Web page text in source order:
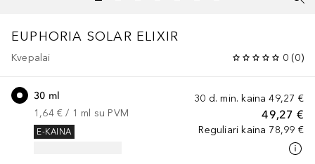
EUPHORIA SOLAR ELIXIR
Kvepalai 0 (0)
30 d. min. kaina 49,27 €
49,27 €
Reguliari kaina 78,99 €
30 ml
1,64 € / 1 ml su PVM
E-KAINA